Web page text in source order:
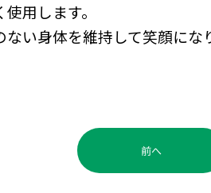
用します。
ない身体を維持して笑顔にな
前へ